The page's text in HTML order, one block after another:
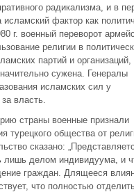
радикализма, и в
исламский фактор как
г. военный переворот
религии в
партий и организаций,
сужена. Генералы
исламских сил у
власть.
страны военные признали
турецкого общества от
сказано:
лишь делом индивидуума, и
граждан. Длящееся
что полностью